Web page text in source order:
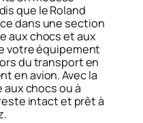
que le Roland
dans une section
aux chocs et aux
votre équipement
du transport en
en avion. Avec la
aux chocs ou à
intact et prêt à